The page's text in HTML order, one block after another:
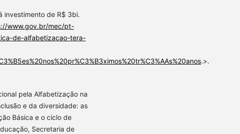
investimento de R$ 3bi.
www.gov.br/mec/pt-
de-alfabetizacao-tera-
.>.
pela Alfabetização na
e da diversidade: as
Básica e o ciclo de
Secretaria de